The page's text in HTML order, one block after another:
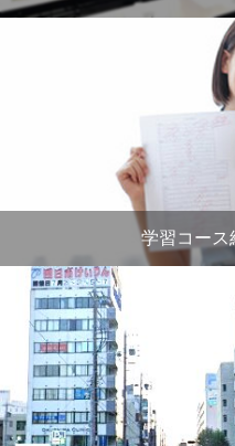
学習コース